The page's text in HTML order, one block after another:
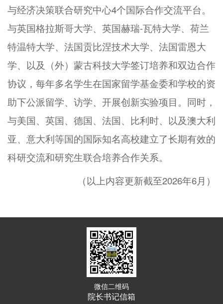
与经济决策联合研究中心4个国际合作交流平台。
与英国格拉斯哥大学、英国赫瑞-瓦特大学、荷兰
特温特大学、法国贡比涅技术大学、法国雷恩大
学、以及（外）蒙古科技大学签订培养和双边合作
协议，每年多名学生在国家留学基金委和学校的资
助下公派留学、访学、开展创新实验项目。同时，
与美国、英国、德国、法国、比利时、以及澳大利
亚、意大利等国的国际知名高校建立了长期有效的
科研交流和研究生联合培养合作关系。
（以上内容更新截至2026年6月）
微信二维码
院长书记信箱